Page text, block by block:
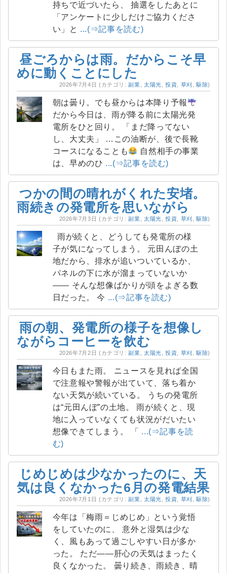
持ちで近づいたら、 抽選をしたあとに
「アンケートに少しだけご協力くださ
い」と ...(⇒記事を読む)
昼ごろからは雨。だからこそ早
めに動くことにした
2026年7月4日 (カテゴリ:副業 太陽光 ,投資 草刈 ,駆除)
朝は曇り。でも昼からは本降り予報
だから今日は、雨が降る前に太陽光発
電所をひと回り。 「まだ降ってない
し、大丈夫」 …この油断が、後で長靴
コースになることも
自然相手の事業
は、早めのひ ...(⇒記事を読む)
つかの間の晴れがくれた安堵。
雨続きの発電所を思いながら
2026年7月3日 (カテゴリ:副業 太陽光 ,投資 草刈 ,駆除)
子が気になってしまう。 元田んぼの土
地だから、排水が追いついているか、
パネルの下に水が溜まっていないか
―― そんな想像ばかりが頭をよぎる数
日だった。 今 ...(⇒記事を読む)
雨の朝、発電所の様子を想像し
ながらコーヒーを飲む
2026年7月2日 (カテゴリ:副業 太陽光 ,投資 草刈 ,駆除)
今日もまた雨。 ニュースを見れば全国
で注意報や警報が出ていて、落ち着か
ない天気が続いている。 うちの発電所
は“元田んぼ”の土地。 雨が続くと、現
地に入っていなくても状況がだいたい
想像できてしまう。 「 ...(⇒記事を読
む)
じめじめは少なかったのに、天
気は良くなかった6月の発電結果
2026年7月1日 (カテゴリ:副業 太陽光 ,投資 草刈 ,駆除)
今年は「梅雨＝じめじめ」という覚悟
をしていたのに、 意外と湿気は少な
く、風もあって過ごしやすい日が多か
った。 ただ――肝心の天気はまったく
良くなかった。 曇り続き、雨続き、晴